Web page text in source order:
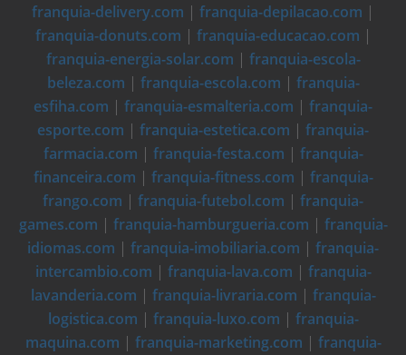
franquia-delivery.com | franquia-depilacao.com |
franquia-donuts.com | franquia-educacao.com |
franquia-energia-solar.com | franquia-escola-
beleza.com | franquia-escola.com | franquia-
esfiha.com | franquia-esmalteria.com | franquia-
esporte.com | franquia-estetica.com | franquia-
farmacia.com | franquia-festa.com | franquia-
financeira.com | franquia-fitness.com | franquia-
frango.com | franquia-futebol.com | franquia-
games.com | franquia-hamburgueria.com | franquia-
idiomas.com | franquia-imobiliaria.com | franquia-
intercambio.com | franquia-lava.com | franquia-
lavanderia.com | franquia-livraria.com | franquia-
logistica.com | franquia-luxo.com | franquia-
maquina.com | franquia-marketing.com | franquia-